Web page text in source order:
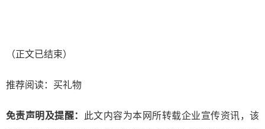
（正文已结束）
推荐阅读： 买礼物
免责声明及提醒：
此文内容为本网所转载企业宣传资讯，该